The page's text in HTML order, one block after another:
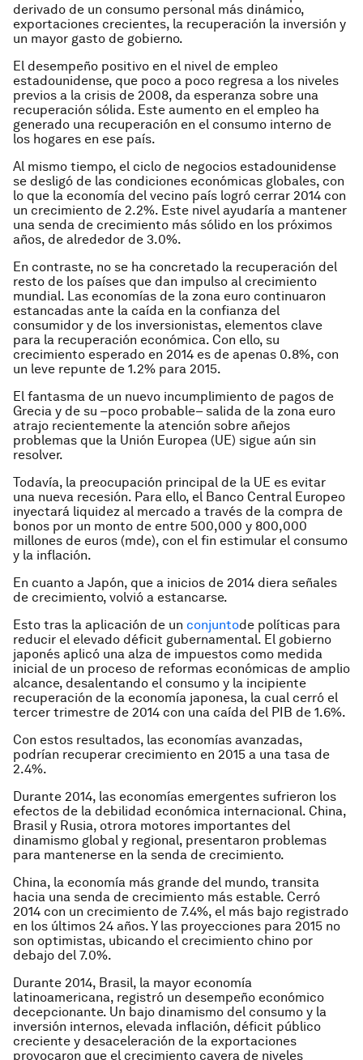
deri­vado de un consumo personal más dinámico,
exportaciones crecientes, la recuperación la inversión y
un mayor gasto de gobierno.
El desempeño positivo en el nivel de empleo
estadounidense, que poco a poco regresa a los niveles
previos a la crisis de 2008, da esperanza sobre una
recuperación sólida. Este au­mento en el empleo ha
generado una recuperación en el consumo interno de
los hogares en ese país.
Al mismo tiempo, el ciclo de nego­cios estadounidense
se desligó de las condiciones económicas globales, con
lo que la economía del vecino país logró cerrar 2014 con
un crecimien­to de 2.2%. Este nivel ayudaría a mantener
una senda de crecimiento más sólido en los próximos
años, de alrededor de 3.0%.
En contraste, no se ha concretado la recuperación del
resto de los países que dan impulso al crecimiento
mun­dial. Las economías de la zona euro continuaron
estancadas ante la caída en la confianza del
consumidor y de los inversionistas, elementos clave
para la recuperación económica. Con ello, su
crecimiento esperado en 2014 es de apenas 0.8%, con
un leve repunte de 1.2% para 2015.
El fantasma de un nuevo incum­plimiento de pagos de
Grecia y de su –poco probable– salida de la zona euro
atrajo recientemente la atención sobre añejos
problemas que la Unión Europea (UE) sigue aún sin
resolver.
Todavía, la preocupación principal de la UE es evitar
una nueva recesión. Para ello, el Banco Central Europeo
inyectará liquidez al mercado a través de la compra de
bonos por un monto de entre 500,000 y 800,000
millones de euros (mde), con el fin estimular el consumo
y la inflación.
En cuanto a Japón, que a inicios de 2014 diera señales
de crecimiento, volvió a estancarse.
Esto tras la aplicación de un conjuntode políticas para
reducir el elevado déficit gubernamental. El gobierno
japonés aplicó una alza de impuestos como medida
inicial de un proceso de reformas económicas de amplio
alcance, desalentando el consumo y la incipiente
recuperación de la economía japonesa, la cual cerró el
tercer trimestre de 2014 con una caída del PIB de 1.6%.
Con estos resultados, las econo­mías avanzadas,
podrían recuperar crecimiento en 2015 a una tasa de
2.4%.
Durante 2014, las economías emergentes sufrieron los
efectos de la debilidad económica internacional. China,
Brasil y Rusia, otrora motores importantes del
dinamismo global y regional, presentaron problemas
para mantenerse en la senda de crecimiento.
China, la economía más grande del mundo, transita
hacia una senda de crecimiento más estable. Cerró
2014 con un crecimiento de 7.4%, el más bajo registrado
en los últimos 24 años. Y las proyecciones para 2015 no
son optimistas, ubicando el creci­miento chino por
debajo del 7.0%.
Durante 2014, Brasil, la mayor economía
latinoamericana, registró un desempeño económico
decepcio­nante. Un bajo dinamismo del con­sumo y la
inversión internos, elevada inflación, déficit público
creciente y desaceleración de la exportaciones
provocaron que el crecimiento caye­ra de niveles